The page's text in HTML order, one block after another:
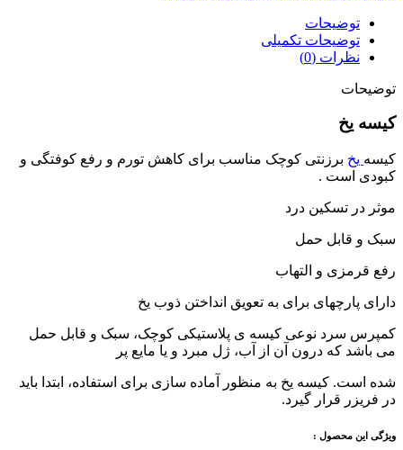
توضیحات
توضیحات تکمیلی
نظرات (0)
توضیحات
کیسه یخ
کیسه یخ برزنتی کوچک مناسب برای کاهش تورم و رفع کوفتگی و
کبودی است .
موثر در تسکین درد
سبک و قابل حمل
رفع قرمزی و التهاب
دارای پارچهای برای به تعویق انداختن ذوب یخ
کمپرس سرد نوعی کیسه ی پلاستیکی کوچک، سبک و قابل حمل
می باشد که درون آن از آب، ژل مبرد و یا مایع پر
شده است. کیسه یخ به منظور آماده سازی برای استفاده، ابتدا باید
در فریزر قرار گیرد.
ویژگی این محصول :